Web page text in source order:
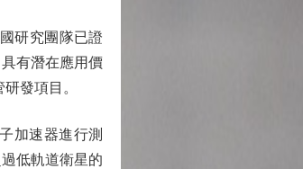
研究團隊已證
有潛在應用價
發項目。
加速器進行測
低軌道衛星的